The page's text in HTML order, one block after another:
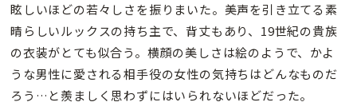
眩しいほどの若々しさを振りまいた。美声を引き立てる素
晴らしいルックスの持ち主で、背丈もあり、19世紀の貴族
の衣装がとても似合う。横顔の美しさは絵のようで、かよ
うな男性に愛される相手役の女性の気持ちはどんなものだ
ろう…と羨ましく思わずにはいられないほどだった。